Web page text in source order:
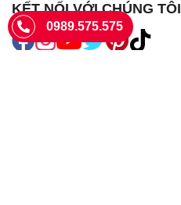
KẾT NỐI VỚI CHÚNG TÔI
0989.575.575